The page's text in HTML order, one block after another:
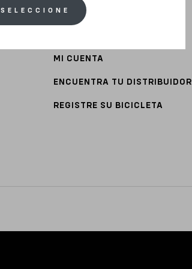
SELECCIONEATENCIÓN AL CLIENTE
MI CUENTA
ENCUENTRA TU DISTRIBUIDOR
REGISTRE SU BICICLETA